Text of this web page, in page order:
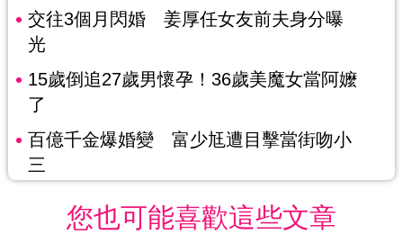
交往3個月閃婚 姜厚任女友前夫身分曝
光
15歲倒追27歲男懷孕！36歲美魔女當阿嬤
了
百億千金爆婚變 富少尪遭目擊當街吻小
三
您也可能喜歡這些文章